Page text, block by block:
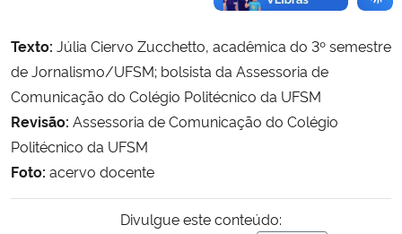
Texto: Júlia Ciervo Zucchetto, acadêmica do 3º semestre
de Jornalismo/UFSM; bolsista da Assessoria de
Comunicação do Colégio Politécnico da UFSM
Revisão: Assessoria de Comunicação do Colégio
Politécnico da UFSM
Foto: acervo docente
Divulgue este conteúdo: